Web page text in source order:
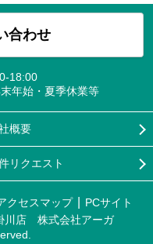
合わせ
18:00
年始・夏季休業等
概要
リクエスト
クセスマップ
PCサイト
川店 株式会社アーガ